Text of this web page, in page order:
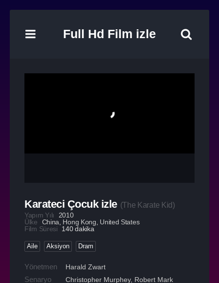
Full Hd Film izle
Karateci Çocuk izle (The Karate Kid)
Yapım Yılı
2010
Ülke
China Hong Kong United States
Film Süresi
140 dakika
Aile Aksiyon Dram
Yönetmen Harald Zwart
Senaryo
Christopher Murphey, Robert Mark